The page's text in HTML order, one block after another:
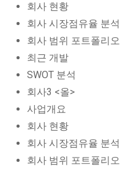
회사 현황
회사 시장점유율 분석
회사 범위 포트폴리오
최근 개발
SWOT 분석
회사3 <올>
사업개요
회사 현황
회사 시장점유율 분석
회사 범위 포트폴리오